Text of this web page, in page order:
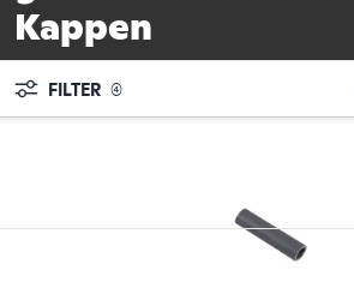
Kappen
FILTER (4)